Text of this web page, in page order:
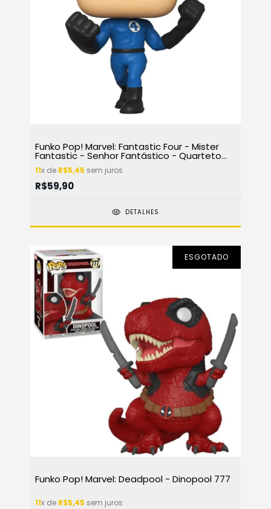
Funko Pop! Marvel: Fantastic Four - Mister
Fantastic - Senhor Fantástico - Quarteto
Fantástico 557
11x de R$5,45 sem juros
R$59,90
DETALHES
ESGOTADO
Funko Pop! Marvel: Deadpool - Dinopool 777
11x de R$5,45 sem juros